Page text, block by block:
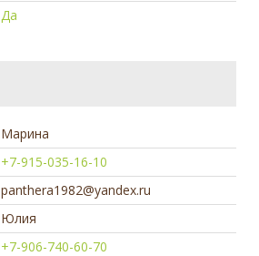
Да
Марина
+7-915-035-16-10
panthera1982@yandex.ru
Юлия
+7-906-740-60-70